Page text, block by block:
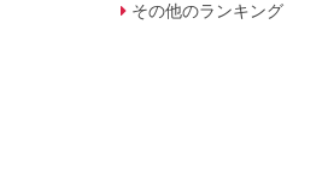
その他のランキング